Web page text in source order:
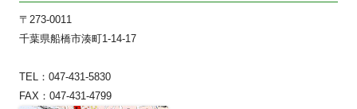
〒273-0011
千葉県船橋市湊町1-14-17
TEL：047-431-5830
FAX：047-431-4799